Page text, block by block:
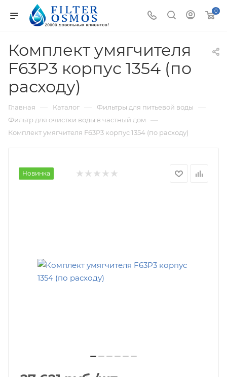
0
Комплект умягчителя
F63P3 корпус 1354 (по
расходу)
Главная — Каталог — Фильтры для питьевой воды —
Фильтр для очистки воды в частный дом —
Комплект умягчителя F63P3 корпус 1354 (по расходу)
Новинка